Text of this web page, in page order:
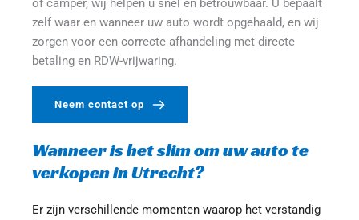
of camper, wij helpen u snel en betrouwbaar. U bepaalt
zelf waar en wanneer uw auto wordt opgehaald, en wij
zorgen voor een correcte afhandeling met directe
betaling en RDW-vrijwaring.
Neem contact op
Wanneer is het slim om uw auto te
verkopen in Utrecht?
Er zijn verschillende momenten waarop het verstandig